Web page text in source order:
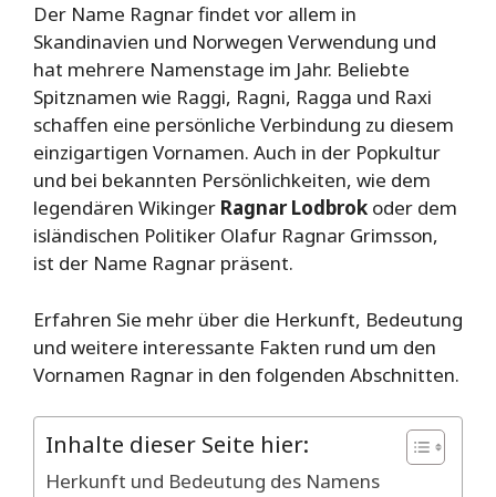
Der Name Ragnar findet vor allem in
Skandinavien und Norwegen Verwendung und
hat mehrere Namenstage im Jahr. Beliebte
Spitznamen wie Raggi, Ragni, Ragga und Raxi
schaffen eine persönliche Verbindung zu diesem
einzigartigen Vornamen. Auch in der Popkultur
und bei bekannten Persönlichkeiten, wie dem
legendären Wikinger Ragnar Lodbrok oder dem
isländischen Politiker Olafur Ragnar Grimsson,
ist der Name Ragnar präsent.
Erfahren Sie mehr über die Herkunft, Bedeutung
und weitere interessante Fakten rund um den
Vornamen Ragnar in den folgenden Abschnitten.
Inhalte dieser Seite hier:
Herkunft und Bedeutung des Namens